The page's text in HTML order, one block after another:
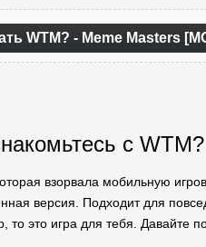
WTM? - Meme Masters
с
взорвала мобильную
версия. Подходит для
это игра для тебя. Давайте